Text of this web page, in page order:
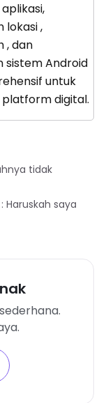
lokasi ,
, dan
sistem Android
untuk
platform digital.
tidak
Haruskah saya